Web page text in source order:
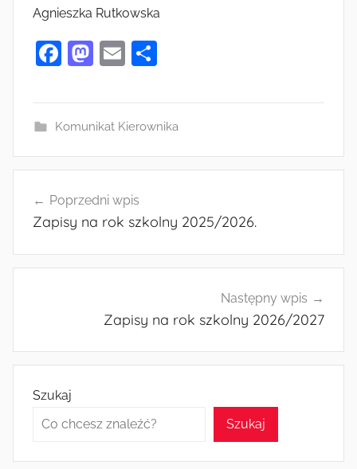
Agnieszka Rutkowska
F
e
b
o
o
k
M
d
o
n
E
l
e
Komunikat Kierownika
wpisuPoprzedni wpis
Zapisy na rok szkolny 2025/2026.
Następny wpis
Zapisy na rok szkolny 2026/2027
Szukaj
Szukaj